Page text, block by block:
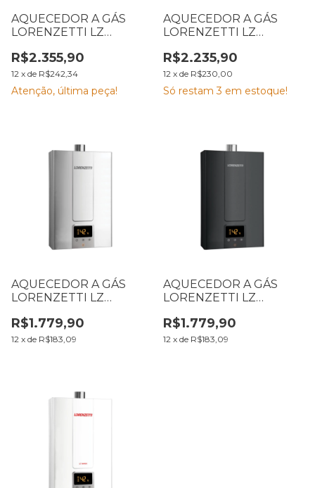
AQUECEDOR A GÁS
LORENZETTI LZ
7412157
R$2.355,90
12 x de R$242,34
Atenção, última peça!
AQUECEDOR A GÁS
LORENZETTI LZ
7412133
R$2.235,90
12 x de R$230,00
Só restam3 em estoque!
AQUECEDOR A GÁS
LORENZETTI LZ
7412139
R$1.779,90
12 x de R$183,09
AQUECEDOR A GÁS
LORENZETTI LZ
7412155
R$1.779,90
12 x de R$183,09